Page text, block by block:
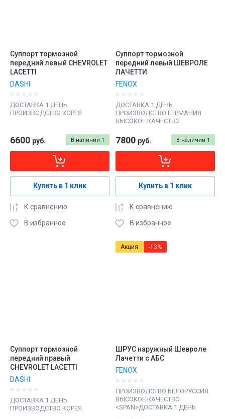
Суппорт тормозной
передний левый CHEVROLET
LACETTI
DASHI
ДОСТАВКА 1 ДЕНЬ
ПРОИЗВОДСТВО КОРЕЯ
В наличии 1
6600 руб.
Купить в 1 клик
К сравнению
В избранное
Суппорт тормозной
передний левый ШЕВРОЛЕ
ЛАЧЕТТИ
FENOX
ДОСТАВКА 1 ДЕНЬ
ПРОИЗВОДСТВО ГЕРМАНИЯ
ВЫСОКОЕ КАЧЕСТВО
В наличии 1
7800 руб.
Купить в 1 клик
К сравнению
В избранное
Суппорт тормозной
передний правый
CHEVROLET LACETTI
DASHI
ДОСТАВКА 1 ДЕНЬ
ПРОИЗВОДСТВО КОРЕЯ
Акция -13%
ШРУС наружный Шевроле
Лачетти с АБС
FENOX
ПРОИЗВОДСТВО БЕЛОРУССИЯ
ВЫСОКОЕ КАЧЕСТВО
<SPAN>ДОСТАВКА 1 ДЕНЬ